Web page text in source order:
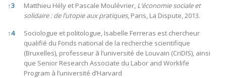
↑3 Matthieu Hély et Pascale Moulévrier, L’économie sociale et
solidaire : de l’utopie aux pratiques, Paris, La Dispute, 2013.
↑4
Sociologue et politologue, Isabelle Ferreras est chercheur
qualifié du Fonds national de la recherche scientifique
(Bruxelles), professeur ã l’université de Louvain (CriDIS), ainsi
que Senior Research Associate du Labor and Worklife
Program à l’université d’Harvard